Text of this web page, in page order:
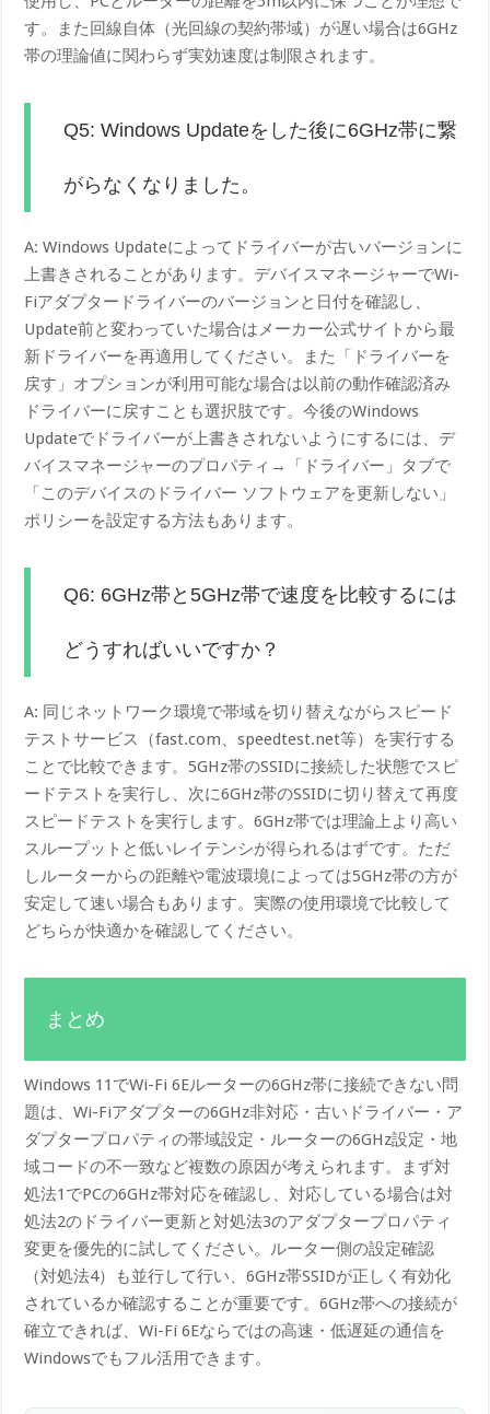
す。また回線自体（光回線の契約帯域）が遅い場合は6GHz
帯の理論値に関わらず実効速度は制限されます。
Q5: Windows Updateをした後に6GHz帯に繋
がらなくなりました。
A: Windows Updateによってドライバーが古いバージョンに
上書きされることがあります。デバイスマネージャーでWi-
Fiアダプタードライバーのバージョンと日付を確認し、
Update前と変わっていた場合はメーカー公式サイトから最
新ドライバーを再適用してください。また「ドライバーを
戻す」オプションが利用可能な場合は以前の動作確認済み
ドライバーに戻すことも選択肢です。今後のWindows
Updateでドライバーが上書きされないようにするには、デ
バイスマネージャーのプロパティ→「ドライバー」タブで
「このデバイスのドライバー ソフトウェアを更新しない」
ポリシーを設定する方法もあります。
Q6: 6GHz帯と5GHz帯で速度を比較するには
どうすればいいですか？
A: 同じネットワーク環境で帯域を切り替えながらスピード
テストサービス（fast.com、speedtest.net等）を実行する
ことで比較できます。5GHz帯のSSIDに接続した状態でスピ
ードテストを実行し、次に6GHz帯のSSIDに切り替えて再度
スピードテストを実行します。6GHz帯では理論上より高い
スループットと低いレイテンシが得られるはずです。ただ
しルーターからの距離や電波環境によっては5GHz帯の方が
安定して速い場合もあります。実際の使用環境で比較して
どちらが快適かを確認してください。
まとめ
Windows 11でWi-Fi 6Eルーターの6GHz帯に接続できない問
題は、Wi-Fiアダプターの6GHz非対応・古いドライバー・ア
ダプタープロパティの帯域設定・ルーターの6GHz設定・地
域コードの不一致など複数の原因が考えられます。まず対
処法1でPCの6GHz帯対応を確認し、対応している場合は対
処法2のドライバー更新と対処法3のアダプタープロパティ
変更を優先的に試してください。ルーター側の設定確認
（対処法4）も並行して行い、6GHz帯SSIDが正しく有効化
されているか確認することが重要です。6GHz帯への接続が
確立できれば、Wi-Fi 6Eならではの高速・低遅延の通信を
Windowsでもフル活用できます。